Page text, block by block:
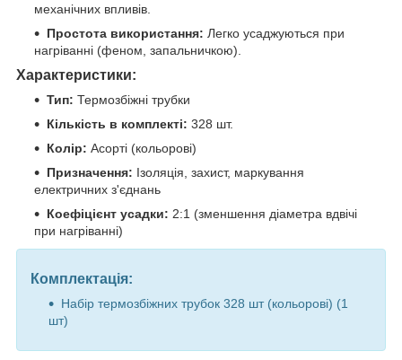
механічних впливів.
Простота використання: Легко усаджуються при
нагріванні (феном, запальничкою).
Характеристики:
Тип: Термозбіжні трубки
Кількість в комплекті: 328 шт.
Колір: Асорті (кольорові)
Призначення: Ізоляція, захист, маркування
електричних з'єднань
Коефіцієнт усадки: 2:1 (зменшення діаметра вдвічі
при нагріванні)
Комплектація:
Набір термозбіжних трубок 328 шт (кольорові) (1
шт)